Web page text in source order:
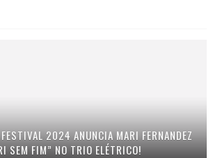
2024 ANUNCIA MARI FERNANDEZ
SEM FIM” NO TRIO ELÉTRICO!